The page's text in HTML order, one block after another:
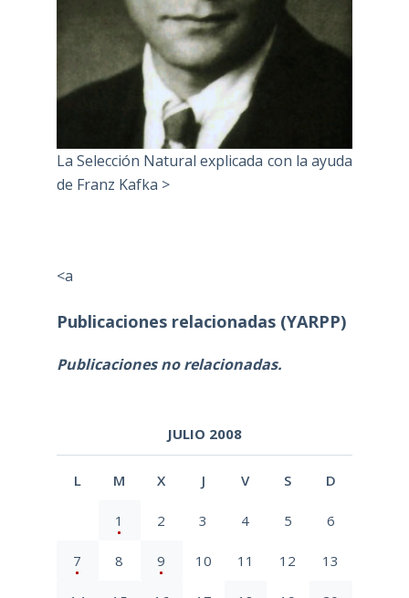
La Selección Natural explicada con la ayuda
de Franz Kafka >
<a
Publicaciones relacionadas (YARPP)
Publicaciones no relacionadas.
JULIO 2008
L M X J V S D
1 2 3 4 5 6
7 8 9 10 11 12 13